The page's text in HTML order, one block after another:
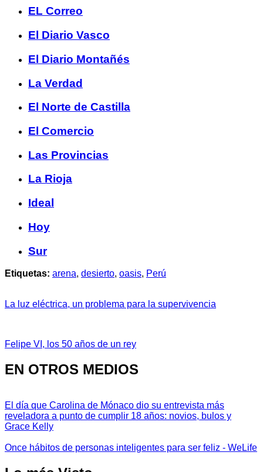
EL Correo
El Diario Vasco
El Diario Montañés
La Verdad
El Norte de Castilla
El Comercio
Las Provincias
La Rioja
Ideal
Hoy
Sur
Etiquetas: arena, desierto, oasis, Perú
La luz eléctrica, un problema para la supervivencia
Felipe VI, los 50 años de un rey
EN OTROS MEDIOS
El día que Carolina de Mónaco dio su entrevista más
reveladora a punto de cumplir 18 años: novios, bulos y
Grace Kelly
Once hábitos de personas inteligentes para ser feliz - WeLife